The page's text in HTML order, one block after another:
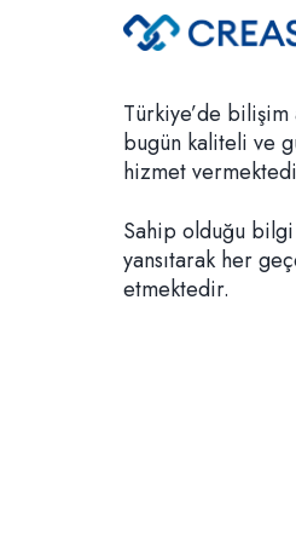
Türkiye’de bilişim
bugün kaliteli ve
hizmet
Sahip olduğu bilgi
yansıtarak her
etmektedir.